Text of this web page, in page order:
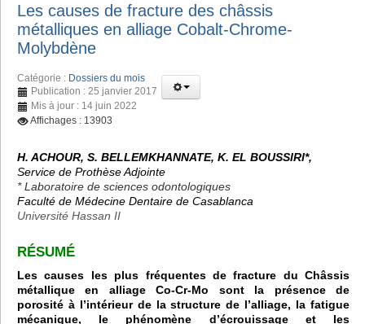
Les causes de fracture des châssis
métalliques en alliage Cobalt-Chrome-
Molybdène
Catégorie : Dossiers du mois
Publication : 25 janvier 2017
Mis à jour : 14 juin 2022
Affichages : 13903
H. ACHOUR, S. BELLEMKHANNATE, K. EL BOUSSIRI*,
Service de Prothèse Adjointe
* Laboratoire de sciences odontologiques
Faculté de Médecine Dentaire de Casablanca
Université Hassan II
RÉSUMÉ
Les causes les plus fréquentes de fracture du Châssis
métallique en alliage Co-Cr-Mo sont la présence de
porosité à l’intérieur de la structure de l’alliage, la fatigue
mécanique, le phénomène d’écrouissage et les